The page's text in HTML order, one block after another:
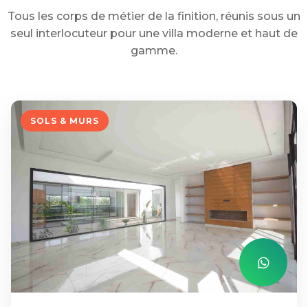
Tous les corps de métier de la finition, réunis sous un
seul interlocuteur pour une villa moderne et haut de
gamme.
SOLS & MURS